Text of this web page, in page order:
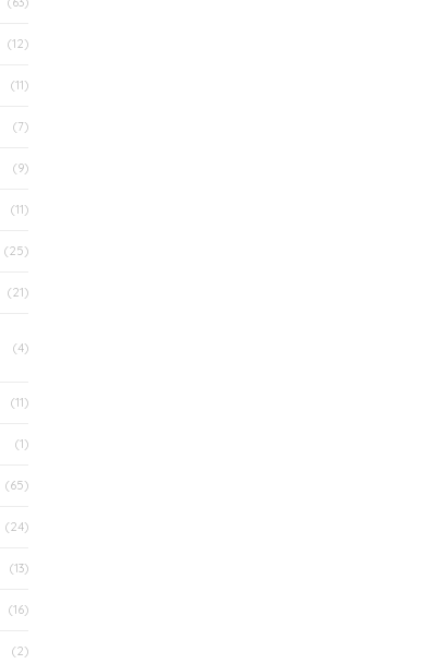
(12)
(11)
(7)
(9)
(11)
(25)
(21)
(4)
(11)
(1)
(65)
(24)
(13)
(16)
(2)